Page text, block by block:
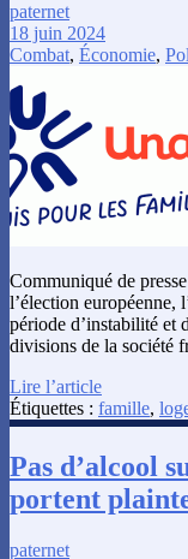
paternet
18 juin 2024
Combat, Économie,
Communiqué de
l’élection européenne,
période d’instabilité et
divisions de la société
Lire l’article
Étiquettes : famille,
Pas d’alcool
portent
paternet